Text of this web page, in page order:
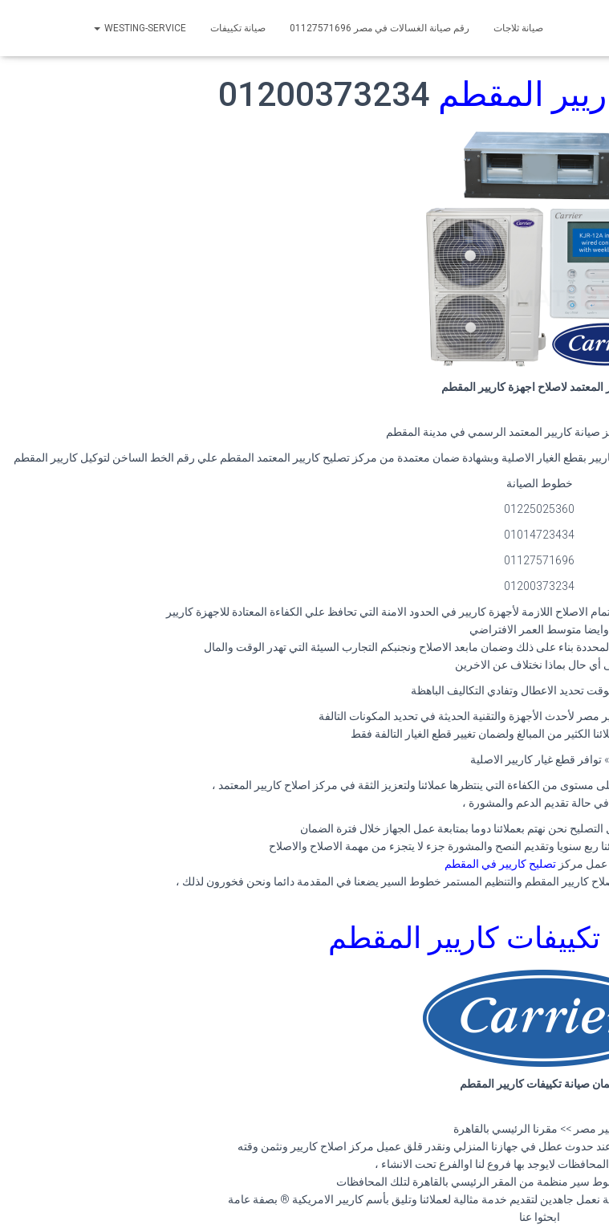
صيانة ثلاجات رقم صيانة الغسالات في مصر 01127571696 صيانة تكييفات WESTING-SERVICE
المقطم 01200373234
المعتمد لاصلاح اجهزة كاريير المقطم
كاريير المعتمد الرسمي في مدينة المقطم
بقطع الغيار الاصلية وبشهادة ضمان معتمدة من مركز تصليح كاريير المعتمد المقطم علي رقم الخط الساخن لتوكيل كاريير المقطم
خطوط الصيانة
01225025360
01014723434
01127571696
01200373234
الاصلاح اللازمة لأجهزة كاريير في الحدود الامنة التي تحافظ علي الكفاءة المعتادة للاجهزة كاريير
وايضا متوسط العمر الافتراضي
بناء على ذلك وضمان مابعد الاصلاح ونجنبكم التجارب السيئة التي تهدر الوقت والمال
أي حال بماذا نختلاف عن الاخرين
تحديد الاعطال وتفادي التكاليف الباهظة
لأحدث الأجهزة والتقنية الحديثة في تحديد المكونات التالفة
الكثير من المبالغ ولضمان تغيير قطع الغيار التالفة فقط
» توافر قطع غيار كاريير الاصلية
من الكفاءة التي ينتظرها عملائنا ولتعزيز الثقة في مركز اصلاح كاريير المعتمد ،
حالة تقديم الدعم والمشورة ،
التصليح نحن نهتم بعملائنا دوما بمتابعة عمل الجهاز خلال فترة الضمان
ربع سنويا وتقديم النصح والمشورة جزء لا يتجزء من مهمة الاصلاح والاصلاح
عمل مركزتصليح كاريير في المقطم
كاريير المقطم والتنظيم المستمر خطوط السير يضعنا في المقدمة دائما ونحن فخورون لذلك ،
كاريير المقطم
صيانة تكييفات كاريير المقطم
مصر >> مقرنا الرئيسي بالقاهرة
حدوث عطل في جهازنا المنزلي ونقدر قلق عميل مركز اصلاح كاريير ونثمن وقته
لايوجد بها فروع لنا اوالفرع تحت الانشاء ،
سير منظمة من المقر الرئيسي بالقاهرة لتلك المحافظات
نعمل جاهدين لتقديم خدمة مثالية لعملائنا وتليق بأسم كاريير الامريكية ® بصفة عامة
ابحثوا عنا